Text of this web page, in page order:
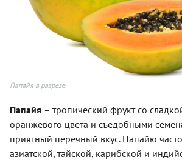
Папайя в разрезе
Папайя – тропический фрукт со
оранжевого цвета и съедобными
приятный перечный вкус. Папайю
азиатской, тайской, карибской и